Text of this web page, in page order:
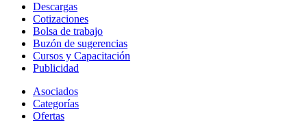
Descargas
Cotizaciones
Bolsa de trabajo
Buzón de sugerencias
Cursos y Capacitación
Publicidad
Asociados
Categorías
Ofertas